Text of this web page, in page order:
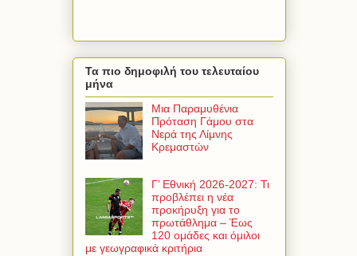
Τα πιο δημοφιλή του τελευταίου
μήνα
Μια Παραμυθένια
Πρόταση Γάμου στα
Νερά της Λίμνης
Κρεμαστών
Γ’ Εθνική 2026-2027: Τι
προβλέπει η νέα
προκήρυξη για το
πρωτάθλημα – Έως
120 ομάδες και όμιλοι
με γεωγραφικά κριτήρια